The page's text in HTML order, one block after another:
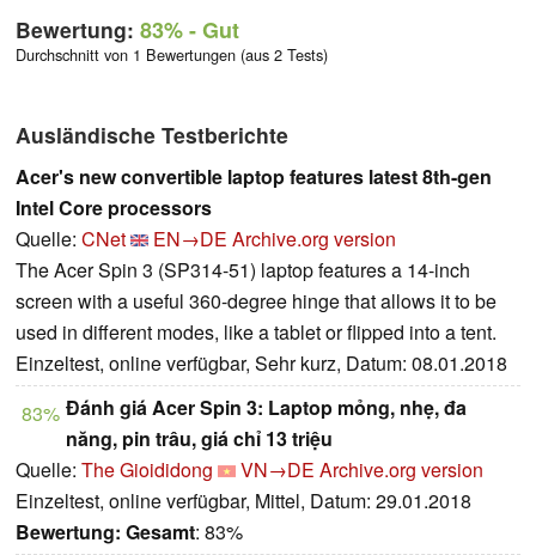
Bewertung: 83%- Gut
Durchschnitt von 1 Bewertungen (aus 2 Tests)
Ausländische Testberichte
Acer's new convertible laptop features latest 8th-gen
Intel Core processors
Quelle: CNet EN→DE Archive.org version
The Acer Spin 3 (SP314-51) laptop features a 14-inch
screen with a useful 360-degree hinge that allows it to be
used in different modes, like a tablet or flipped into a tent.
Einzeltest, online verfügbar, Sehr kurz, Datum: 08.01.2018
83% Đánh giá Acer Spin 3: Laptop mỏng, nhẹ, đa
năng, pin trâu, giá chỉ 13 triệu
Quelle: The Gioididong VN→DE Archive.org version
Einzeltest, online verfügbar, Mittel, Datum: 29.01.2018
Bewertung: Gesamt: 83%